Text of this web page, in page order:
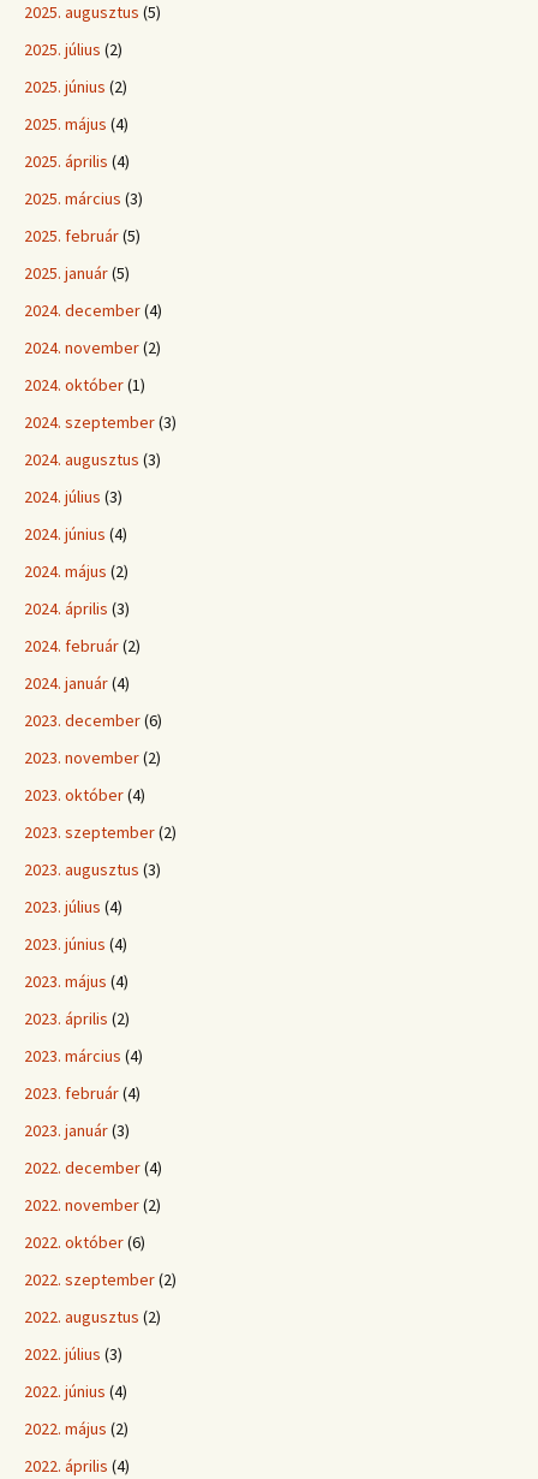
2025. augusztus (5)
2025. július (2)
2025. június (2)
2025. május (4)
2025. április (4)
2025. március (3)
2025. február(5)
2025. január(5)
2024. december(4)
2024. november(2)
2024. október(1)
2024. szeptember(3)
2024. augusztus (3)
2024. július (3)
2024. június (4)
2024. május (2)
2024. április (3)
2024. február(2)
2024. január(4)
2023. december(6)
2023. november(2)
2023. október(4)
2023. szeptember(2)
2023. augusztus (3)
2023. július (4)
2023. június (4)
2023. május (4)
2023. április (2)
2023. március (4)
2023. február(4)
2023. január(3)
2022. december(4)
2022. november(2)
2022. október(6)
2022. szeptember(2)
2022. augusztus (2)
2022. július (3)
2022. június (4)
2022. május (2)
2022. április (4)